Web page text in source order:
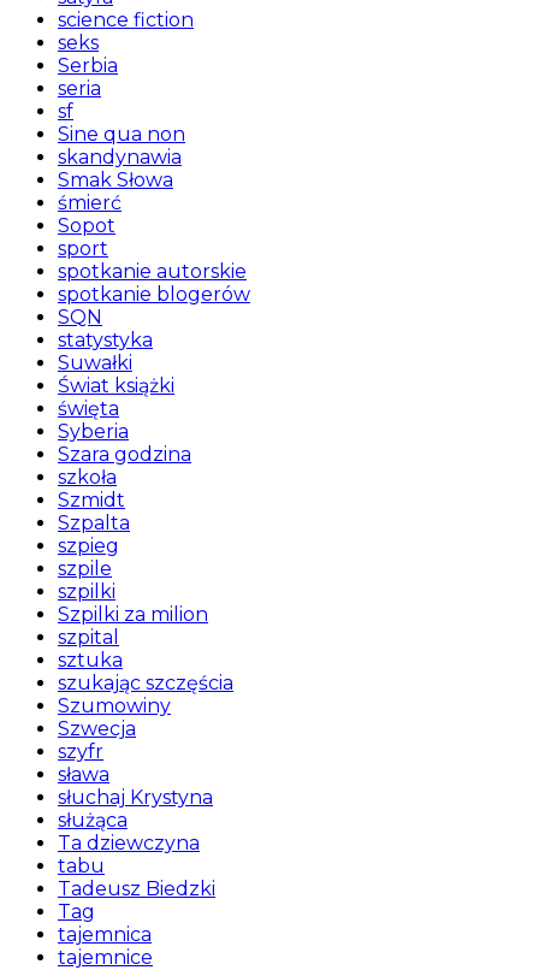
science fiction
seks
Serbia
seria
sf
Sine qua non
skandynawia
Smak Słowa
śmierć
Sopot
sport
spotkanie autorskie
spotkanie blogerów
SQN
statystyka
Suwałki
Świat książki
święta
Syberia
Szara godzina
szkoła
Szmidt
Szpalta
szpieg
szpile
szpilki
Szpilki za milion
szpital
sztuka
szukając szczęścia
Szumowiny
Szwecja
szyfr
sława
słuchaj Krystyna
służąca
Ta dziewczyna
tabu
Tadeusz Biedzki
Tag
tajemnica
tajemnice